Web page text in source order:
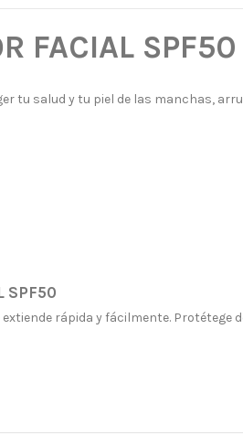
FACIAL
tu salud y tu piel de las manchas,
SPF50
rápida y fácilmente. Protétege